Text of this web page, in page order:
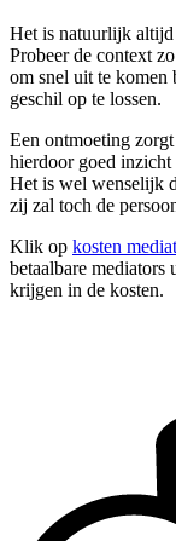
Het is natuurlijk altijd
Probeer de context
om snel uit te komen
geschil op te lossen.
Een ontmoeting
hierdoor goed inzicht
Het is wel wenselijk
zij zal toch de
Klik op kosten
betaalbare
krijgen in de kosten.